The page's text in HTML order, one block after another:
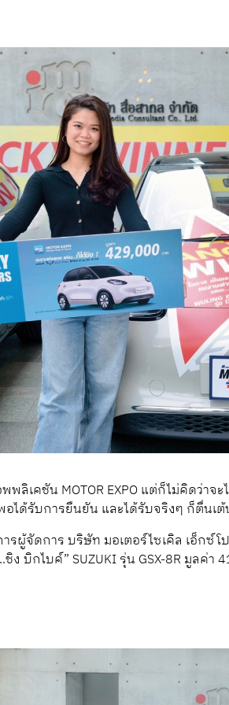
พลิเคชัน MOTOR EXPO แต่ก็ไม่คิดว่าจ
ได้รับการยืนยัน และได้รับจริงๆ ก็ตื่นเต้
ผู้จัดการ บริษัท มอเตอร์ไซเคิล เอ็กซ์
ง บิกไบค์” SUZUKI รุ่น GSX-8R มูลค่